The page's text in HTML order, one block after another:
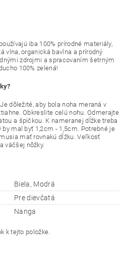
iba 100% prírodné materiály,
vlna, organická bavlna a prírodný
zdrojmi a spracovaním šetrným
100% zelená!
dôležité, aby bola noha meraná v
Obkreslite celú nohu. Odmerajte
a špičkou. K nameranej dĺžke treba
mal byť 1,2cm - 1,5cm. Potrebné je
mať rovnakú dĺžku. Veľkosť
väčšej nôžky.
Biela, Modrá
Pre dievčatá
Nanga
k tejto položke.